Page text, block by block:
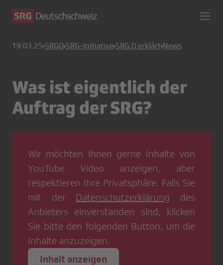
19.03.25 SRGD SRG-Initiative SRG.D erklärt News
Was ist eigentlich der
Auftrag der SRG?
Wir möchten Ihnen gerne Inhalte von
YouTube Video anzeigen, aber
respektieren Ihre Privatsphäre. Falls Sie
mit der Datenschutzerklärung
des
Anbieters einverstanden sind, klicken
Sie bitte den folgenden Button, um die
Inhalte anzuzeigen.
Inhalt anzeigen